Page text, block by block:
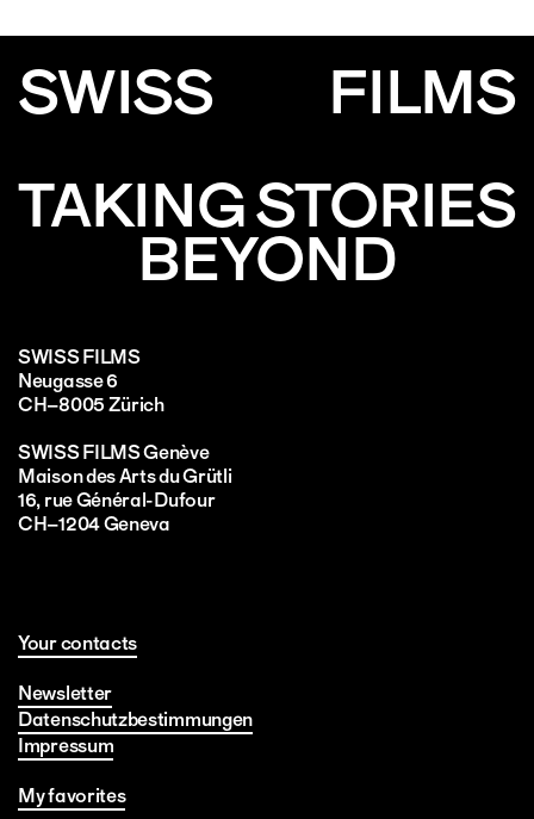
SWISS
FILMS
TAKING STORIES
BEYOND
SWISS FILMS
Neugasse 6
CH–8005 Zürich
SWISS FILMS Genève
Maison des Arts du Grütli
16, rue Général-Dufour
CH–1204 Geneva
Your contacts
Newsletter
Datenschutzbestimmungen
Impressum
My favorites